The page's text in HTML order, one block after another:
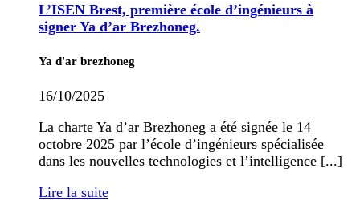
L’ISEN Brest, première école d’ingénieurs à
signer Ya d’ar Brezhoneg.
Ya d'ar brezhoneg
16/10/2025
La charte Ya d’ar Brezhoneg a été signée le 14
octobre 2025 par l’école d’ingénieurs spécialisée
dans les nouvelles technologies et l’intelligence [...]
Lire la suite